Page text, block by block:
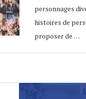
personnages
histoires de
proposer de …